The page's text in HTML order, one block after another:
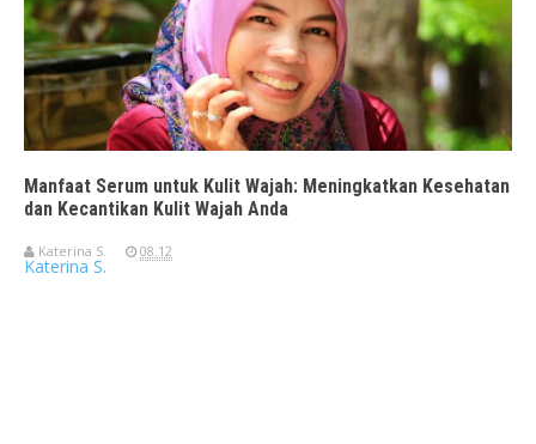
Manfaat Serum untuk Kulit Wajah: Meningkatkan Kesehatan
dan Kecantikan Kulit Wajah Anda
Katerina S. 08.12
Katerina S.